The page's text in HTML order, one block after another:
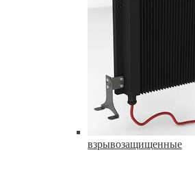
взрывозащищенные